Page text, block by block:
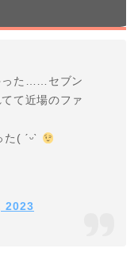
った……セブン
て近場のファ
( ˊᵕˋ
2023